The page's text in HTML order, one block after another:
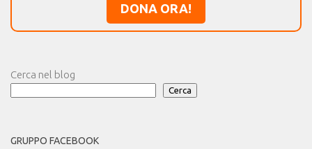
DONA ORA!
Cerca nel blog
Cerca
GRUPPO FACEBOOK